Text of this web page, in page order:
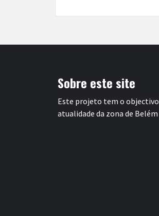
Sobre este site
Este projeto tem o
atualidade da zona de